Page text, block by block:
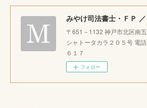
〒651－1132 神戸市北区南
シャトータカラ２０５号 電
６１７
フォロー